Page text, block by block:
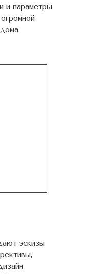
и параметры
эскизы